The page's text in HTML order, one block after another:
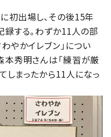
初出場し、その後15年
する。わずか11人の部
やかイレブン」につい
本秀明さんは「練習が厳
しまったから11人になっ